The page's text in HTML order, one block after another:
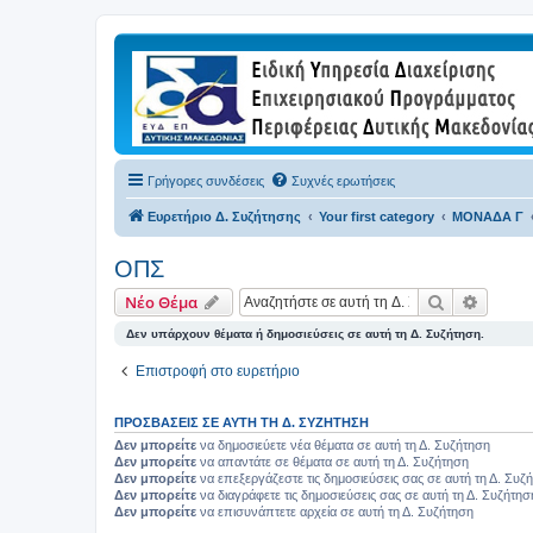
Γρήγορες συνδέσεις Συχνές ερωτήσεις
Ευρετήριο Δ. Συζήτησης Your first category ΜΟΝΑΔΑ Γ
ΟΠΣ
Νέο Θέμα Αναζήτηση
Δεν υπάρχουν θέματα ή δημοσιεύσεις σε αυτή τη Δ. Συζήτηση.
Επιστροφή στο ευρετήριο
ΠΡΟΣΒΆΣΕΙΣ ΣΕ ΑΥΤΉ ΤΗ Δ. ΣΥΖΉΤΗΣΗ
Δεν μπορείτε να δημοσιεύετε νέα θέματα σε αυτή τη Δ. Συζήτηση
Δεν μπορείτε να απαντάτε σε θέματα σε αυτή τη Δ. Συζήτηση
Δεν μπορείτε να επεξεργάζεστε τις δημοσιεύσεις σας σε αυτή τη Δ.
Δεν μπορείτε να διαγράφετε τις δημοσιεύσεις σας σε αυτή τη Δ.
Δεν μπορείτε να επισυνάπτετε αρχεία σε αυτή τη Δ. Συζήτηση